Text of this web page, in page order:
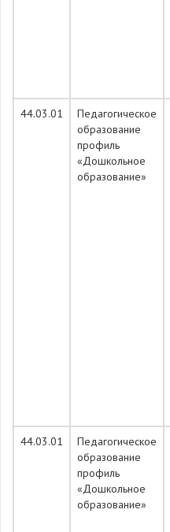
44.03.01
Педагогическое
образование
профиль
«Дошкольное
образование»
44.03.01
Педагогическое
образование
профиль
«Дошкольное
образование»